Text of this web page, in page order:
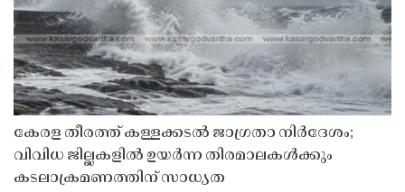
കേരള തീരത്ത് കള്ളക്കടൽ ജാഗ്രതാ നിർദേശം;
വിവിധ ജില്ലകളിൽ ഉയർന്ന തിരമാലകൾക്കും
കടലാക്രമണത്തിന് സാധ്യത